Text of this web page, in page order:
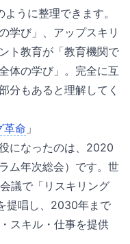
うに整理できます。
学び」、アップスキリ
ト教育が「教育機関で
体の学び」。完全に互
分もあると理解してく
革命 」
になったのは、2020
ム年次総会）です。世
議で「リスキリング
提唱し、2030年まで
スキル・仕事を提供